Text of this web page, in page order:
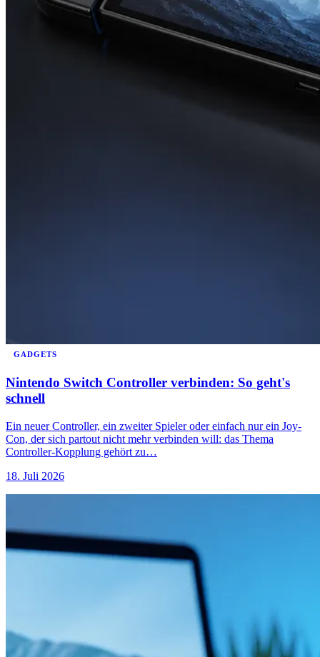
GADGETS
Nintendo Switch Controller verbinden: So geht's
schnell
Ein neuer Controller, ein zweiter Spieler oder einfach nur ein Joy-
Con, der sich partout nicht mehr verbinden will: das Thema
Controller-Kopplung gehört zu…
18. Juli 2026